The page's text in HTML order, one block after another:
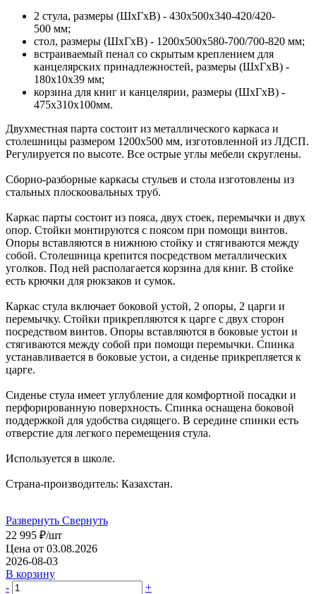
2 стула, размеры (ШхГхВ) - 430х500х340-420/420-
500 мм;
стол, размеры (ШхГхВ) - 1200х500x580-700/700-820 мм;
встраиваемый пенал со скрытым креплением для
канцелярских принадлежностей, размеры (ШхГхВ) -
180х10х39 мм;
корзина для книг и канцелярии, размеры (ШхГхВ) -
475х310х100мм.
Двухместная парта состоит из металлического каркаса и
столешницы размером 1200х500 мм, изготовленной из ЛДСП.
Регулируется по высоте. Все острые углы мебели скруглены.
Сборно-разборные каркасы стульев и стола изготовлены из
стальных плоскоовальных труб.
Каркас парты состоит из пояса, двух стоек, перемычки и двух
опор. Стойки монтируются с поясом при помощи винтов.
Опоры вставляются в нижнюю стойку и стягиваются между
собой. Столешница крепится посредством металлических
уголков. Под ней располагается корзина для книг. В стойке
есть крючки для рюкзаков и сумок.
Каркас стула включает боковой устой, 2 опоры, 2 царги и
перемычку. Стойки прикрепляются к царге с двух сторон
посредством винтов. Опоры вставляются в боковые устои и
стягиваются между собой при помощи перемычки. Спинка
устанавливается в боковые устои, а сиденье прикрепляется к
царге.
Сиденье стула имеет углубление для комфортной посадки и
перфорированную поверхность. Спинка оснащена боковой
поддержкой для удобства сидящего. В середине спинки есть
отверстие для легкого перемещения стула.
Используется в школе.
Страна-производитель: Казахстан.
Развернуть Свернуть
22 995 ₽/шт
Цена от 03.08.2026
2026-08-03
В корзину
-
+